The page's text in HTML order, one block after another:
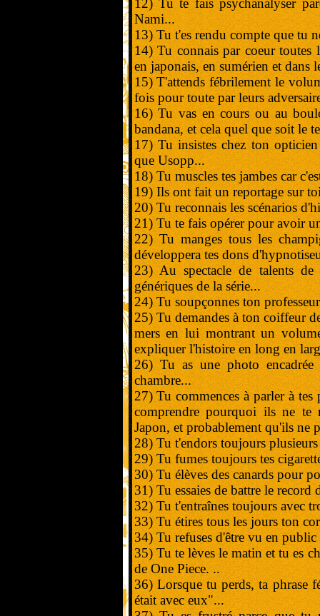
12) Tu te fais psychanalyser
Nami...
13) Tu t'es rendu compte que tu
14) Tu connais par coeur toutes
en japonais, en sumérien et dans
15) T'attends fébrilement le
fois pour toute par leurs
16) Tu vas en cours ou au
bandana, et cela quel que soit le
17) Tu insistes chez ton
que Usopp...
18) Tu muscles tes jambes car
19) Ils ont fait un reportage sur
20) Tu reconnais les scénarios
21) Tu te fais opérer pour avoir
22) Tu manges tous les
développera tes dons
23) Au spectacle de talents
génériques de la série...
24) Tu soupçonnes ton
25) Tu demandes à ton coiffeur
mers en lui montrant un
expliquer l'histoire en long en
26) Tu as une photo
chambre...
27) Tu commences à parler à tes
comprendre pourquoi ils ne te
Japon, et probablement qu'ils ne
28) Tu t'endors toujours
29) Tu fumes toujours tes
30) Tu élèves des canards pour
31) Tu essaies de battre le
32) Tu t'entraînes toujours avec
33) Tu étires tous les jours ton
34) Tu refuses d'être vu en
35) Tu te lèves le matin et tu es
de One Piece. ..
36) Lorsque tu perds, ta phrase
était avec eux"...